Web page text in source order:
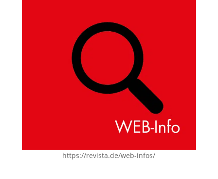
https://revista.de/web-infos/